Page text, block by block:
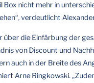
nicht mehr in
verdeutlicht
die Einfärbung der
von Discount und
auch in der Breite des
Arne Ringkowski.